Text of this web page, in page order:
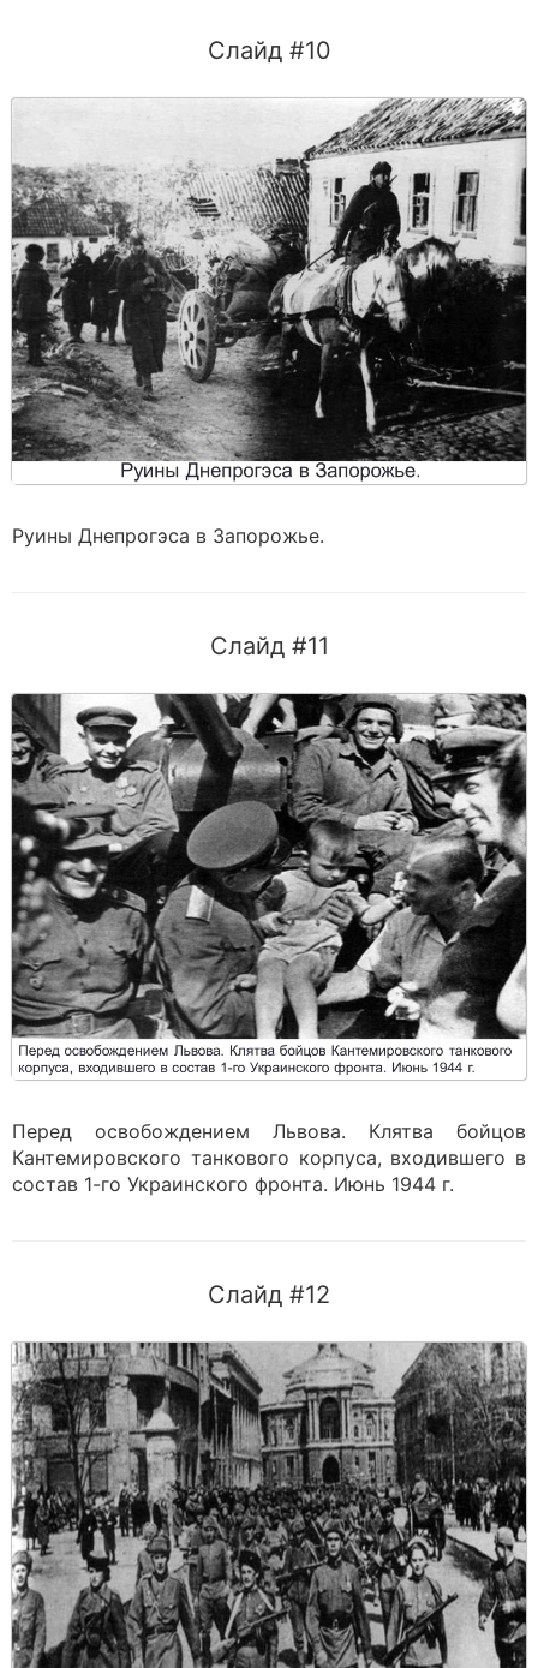
Слайд #10
Руины Днепрогэса в Запорожье.
Слайд #11
Перед освобождением Львова. Клятва бойцов
Кантемировского танкового корпуса, входившего в
состав 1-го Украинского фронта. Июнь 1944 г.
Слайд #12